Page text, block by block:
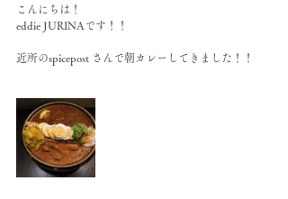
こんにちは！
eddie JURINAです！！
近所のspicepost さんで朝カレーしてきました！！